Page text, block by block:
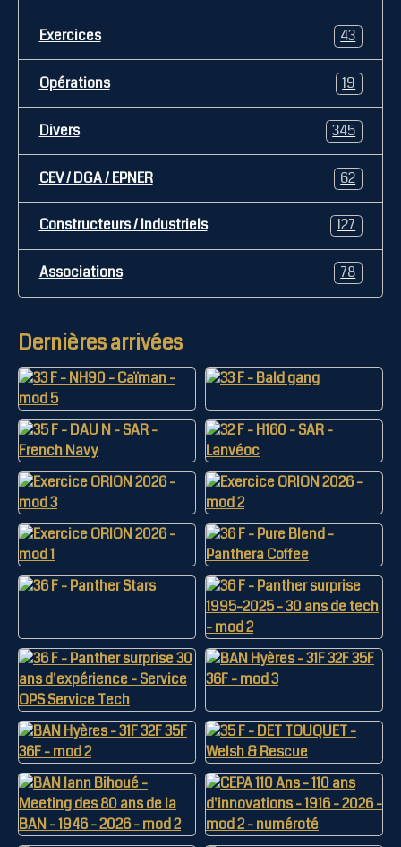
Exercices 43
Opérations 19
Divers 345
CEV / DGA / EPNER 62
Constructeurs / Industriels 127
Associations 78
Dernières arrivées